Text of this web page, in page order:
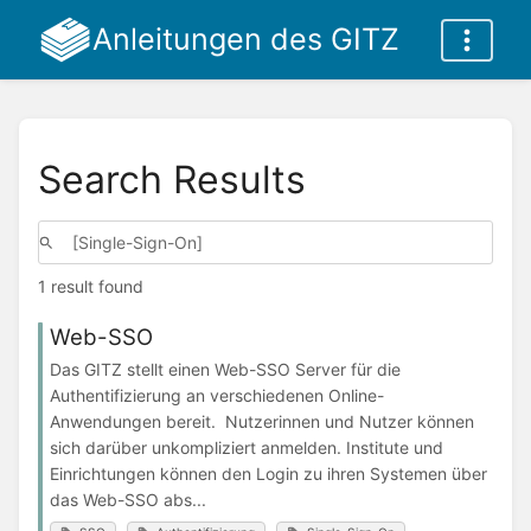
Anleitungen des GITZ
Search Results
1 result found
Web-SSO
Das GITZ stellt einen Web-SSO Server für die
Authentifizierung an verschiedenen Online-
Anwendungen bereit. Nutzerinnen und Nutzer können
sich darüber unkompliziert anmelden. Institute und
Einrichtungen können den Login zu ihren Systemen über
das Web-SSO abs...